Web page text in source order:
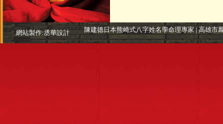
網站製作:丞華設計 陳建德日本熊崎式八字姓名學命理專家 | 高雄市